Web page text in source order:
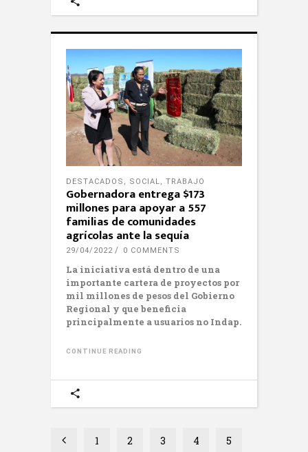
DESTACADOS , SOCIAL, TRABAJO
Gobernadora entrega $173
millones para apoyar a 557
familias de comunidades
agrícolas ante la sequía
29/04/2022 0 COMMENTS
La iniciativa está dentro de una
importante cartera de proyectos por
mil millones de pesos del Gobierno
Regional y que beneficia
principalmente a usuarios no Indap.
CONTINUE READING
1 2 3 4 5